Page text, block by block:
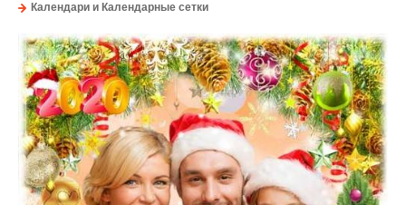
Календари и Календарные сетки